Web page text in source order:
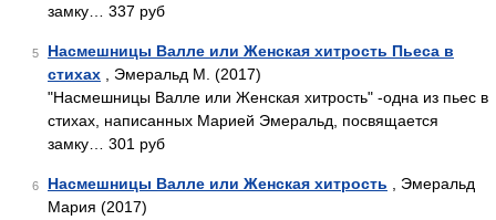
замку… 337 руб
5
Насмешницы Валле или Женская хитрость Пьеса в
стихах , Эмеральд М. (2017)
"Насмешницы Валле или Женская хитрость" -одна из пьес в
стихах, написанных Марией Эмеральд, посвящается
замку… 301 руб
6 Насмешницы Валле или Женская хитрость , Эмеральд
Мария (2017)